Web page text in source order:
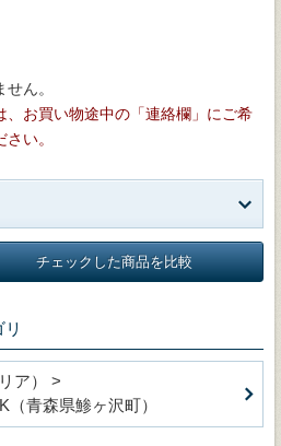
ん。
お買い物途中の「連絡欄」にご希
い。
チェックした商品を比較
ア） >
青森県鯵ヶ沢町）